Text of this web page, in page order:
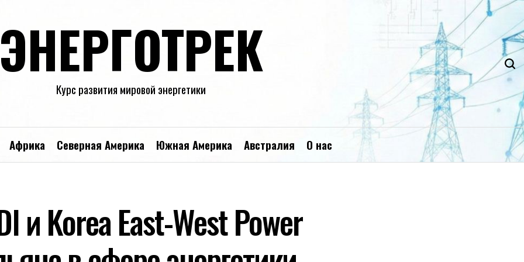
ЭНЕРГОТРЕК
Курс развития мировой энергетики
Африка Северная Америка Южная Америка Австралия О нас
и Korea East-West Power